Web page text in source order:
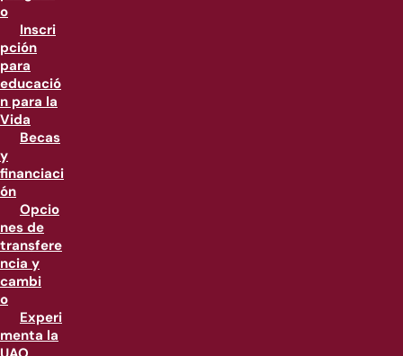
o
Inscri
pción
para
educació
n para la
Vida
Becas
y
financiaci
ón
Opcio
nes de
transfere
ncia y
cambi
o
Experi
menta la